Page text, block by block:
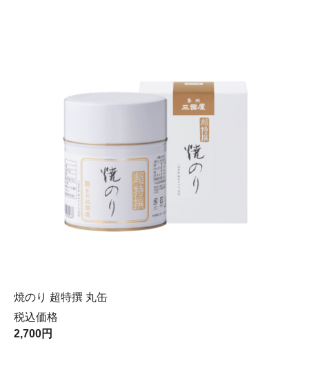
焼のり 超特撰 丸缶
税込価格
2,700円